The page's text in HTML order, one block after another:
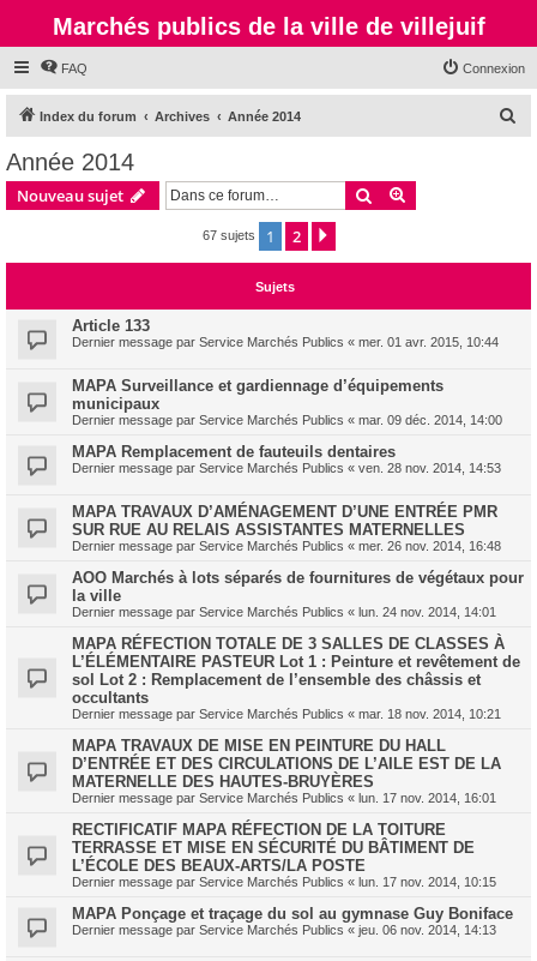
Marchés publics de la ville de villejuif
FAQ Connexion
Index du forum Archives Année 2014
Année 2014
Nouveau sujet Rechercher
67 sujets 1 2
Sujets
Article 133
Dernier message par Service Marchés Publics « mer. 01 avr. 2015, 10:44
MAPA Surveillance et gardiennage d’équipements
municipaux
Dernier message par Service Marchés Publics « mar. 09 déc. 2014, 14:00
MAPA Remplacement de fauteuils dentaires
Dernier message par Service Marchés Publics « ven. 28 nov. 2014, 14:53
MAPA TRAVAUX D’AMÉNAGEMENT D’UNE ENTRÉE PMR
SUR RUE AU RELAIS ASSISTANTES MATERNELLES
Dernier message par Service Marchés Publics « mer. 26 nov. 2014, 16:48
AOO Marchés à lots séparés de fournitures de végétaux pour
la ville
Dernier message par Service Marchés Publics « lun. 24 nov. 2014, 14:01
MAPA RÉFECTION TOTALE DE 3 SALLES DE CLASSES À
L’ÉLÉMENTAIRE PASTEUR Lot 1 : Peinture et revêtement de
sol Lot 2 : Remplacement de l’ensemble des châssis et
occultants
Dernier message par Service Marchés Publics « mar. 18 nov. 2014, 10:21
MAPA TRAVAUX DE MISE EN PEINTURE DU HALL
D’ENTRÉE ET DES CIRCULATIONS DE L’AILE EST DE LA
MATERNELLE DES HAUTES-BRUYÈRES
Dernier message par Service Marchés Publics « lun. 17 nov. 2014, 16:01
RECTIFICATIF MAPA RÉFECTION DE LA TOITURE
TERRASSE ET MISE EN SÉCURITÉ DU BÂTIMENT DE
L’ÉCOLE DES BEAUX-ARTS/LA POSTE
Dernier message par Service Marchés Publics « lun. 17 nov. 2014, 10:15
MAPA Ponçage et traçage du sol au gymnase Guy Boniface
Dernier message par Service Marchés Publics « jeu. 06 nov. 2014, 14:13